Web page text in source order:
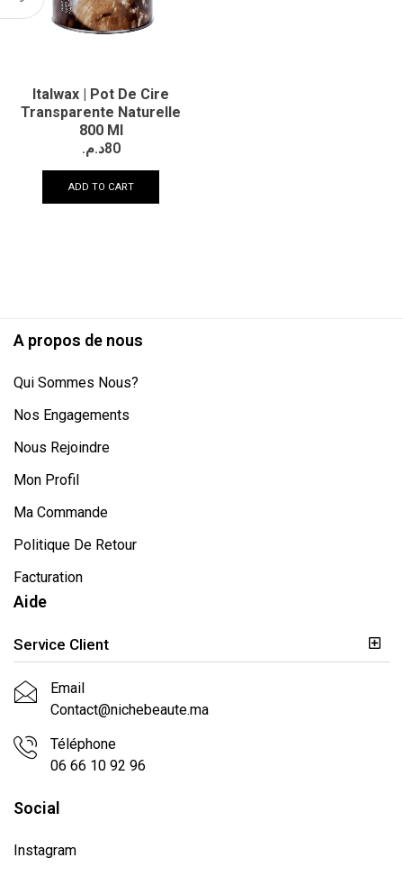
Italwax | Pot De Cire
Transparente Naturelle
800 Ml
80د.م.
ADD TO CART
A propos de nous
Qui Sommes Nous?
Nos Engagements
Nous Rejoindre
Mon Profil
Ma Commande
Politique De Retour
Facturation
Aide
Service Client
Email
Contact@nichebeaute.ma
Téléphone
06 66 10 92 96
Social
Instagram